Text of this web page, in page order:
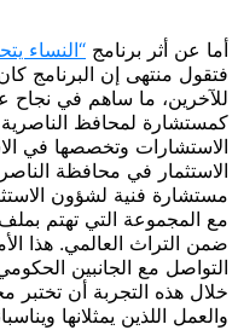
أما عن أثر برنامج “النساء
فتقول منتهى إن البرنامج
للآخرين، ما ساهم في نجاح
كمستشارة لمحافظ
الاستشارات وتخصصها في
الاستثمار في محافظة
مستشارة فنية لشؤون
مع المجموعة التي تهتم بملف
ضمن التراث العالمي. هذا
التواصل مع الجانبين
خلال هذه التجربة أن تختبر
والعمل اللذين يمثلانها